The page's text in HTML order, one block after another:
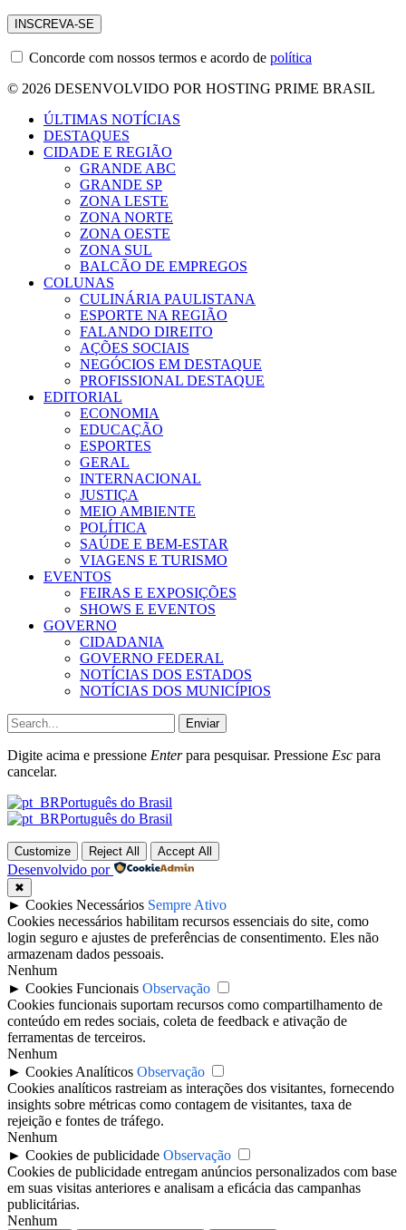
Concorde com nossos termos e acordo de política
© 2026 DESENVOLVIDO POR HOSTING PRIME BRASIL
ÚLTIMAS NOTÍCIAS
DESTAQUES
CIDADE E REGIÃO
GRANDE ABC
GRANDE SP
ZONA LESTE
ZONA NORTE
ZONA OESTE
ZONA SUL
BALCÃO DE EMPREGOS
COLUNAS
CULINÁRIA PAULISTANA
ESPORTE NA REGIÃO
FALANDO DIREITO
AÇÕES SOCIAIS
NEGÓCIOS EM DESTAQUE
PROFISSIONAL DESTAQUE
EDITORIAL
ECONOMIA
EDUCAÇÃO
ESPORTES
GERAL
INTERNACIONAL
JUSTIÇA
MEIO AMBIENTE
POLÍTICA
SAÚDE E BEM-ESTAR
VIAGENS E TURISMO
EVENTOS
FEIRAS E EXPOSIÇÕES
SHOWS E EVENTOS
GOVERNO
CIDADANIA
GOVERNO FEDERAL
NOTÍCIAS DOS ESTADOS
NOTÍCIAS DOS MUNICÍPIOS
Enviar
Digite acima e pressione Enterpara pesquisar. Pressione Esc para
cancelar.
Português do Brasil
Português do Brasil
Customize Reject All Accept All
Desenvolvido por
✖
► Cookies Necessários Sempre Ativo
Cookies necessários habilitam recursos essenciais do site, como
login seguro e ajustes de preferências de consentimento. Eles não
armazenam dados pessoais.
Nenhum
► Cookies Funcionais Observação
Cookies funcionais suportam recursos como compartilhamento de
conteúdo em redes sociais, coleta de feedback e ativação de
ferramentas de terceiros.
Nenhum
► Cookies Analíticos Observação
Cookies analíticos rastreiam as interações dos visitantes, fornecendo
insights sobre métricas como contagem de visitantes, taxa de
rejeição e fontes de tráfego.
Nenhum
► Cookies de publicidade Observação
Cookies de publicidade entregam anúncios personalizados com base
em suas visitas anteriores e analisam a eficácia das campanhas
publicitárias.
Nenhum